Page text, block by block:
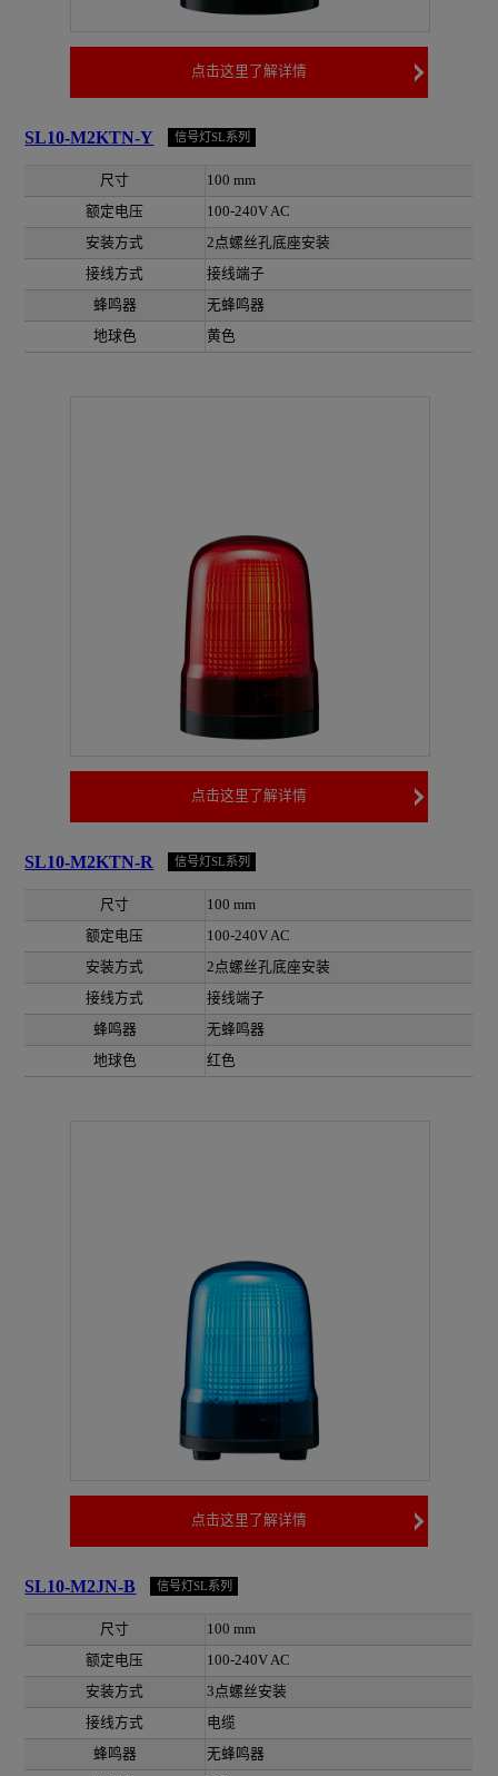
点击这里了解详情
SL10-M2KTN-Y 信号灯SL系列
尺寸
100 mm
额定电压
100-240V AC
安装方式
2点螺丝孔底座安装
接线方式
接线端子
蜂鸣器
无蜂鸣器
地球色
黄色
点击这里了解详情
SL10-M2KTN-R 信号灯SL系列
尺寸
100 mm
额定电压
100-240V AC
安装方式
2点螺丝孔底座安装
接线方式
接线端子
蜂鸣器
无蜂鸣器
地球色
红色
点击这里了解详情
SL10-M2JN-B 信号灯SL系列
尺寸
100 mm
额定电压
100-240V AC
安装方式
3点螺丝安装
接线方式
电缆
蜂鸣器
无蜂鸣器